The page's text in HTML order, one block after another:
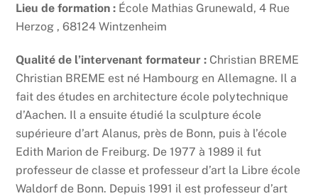
Lieu de formation : École Mathias Grunewald, 4 Rue
Herzog , 68124 Wintzenheim
Qualité de l’intervenant formateur : Christian BREME
Christian BREME est né Hambourg en Allemagne. Il a
fait des études en architecture école polytechnique
d’Aachen. Il a ensuite étudié la sculpture école
supérieure d’art Alanus, près de Bonn, puis à l’école
Edith Marion de Freiburg. De 1977 à 1989 il fut
professeur de classe et professeur d’art la Libre école
Waldorf de Bonn. Depuis 1991 il est professeur d’art